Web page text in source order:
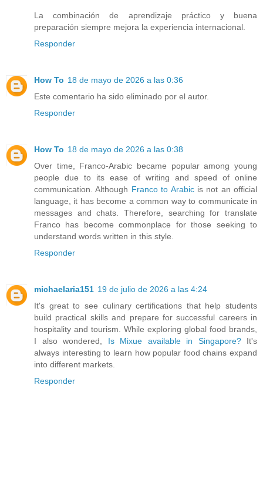
La combinación de aprendizaje práctico y buena
preparación siempre mejora la experiencia internacional.
Responder
How To 18 de mayo de 2026 a las 0:36
Este comentario ha sido eliminado por el autor.
Responder
How To 18 de mayo de 2026 a las 0:38
Over time, Franco-Arabic became popular among young
people due to its ease of writing and speed of online
communication. Although Franco to Arabicis not an official
language, it has become a common way to communicate in
messages and chats. Therefore, searching for translate
Franco has become commonplace for those seeking to
understand words written in this style.
Responder
michaelaria151 19 de julio de 2026 a las 4:24
It's great to see culinary certifications that help students
build practical skills and prepare for successful careers in
hospitality and tourism. While exploring global food brands,
I also wondered, Is Mixue available in Singapore?It's
always interesting to learn how popular food chains expand
into different markets.
Responder